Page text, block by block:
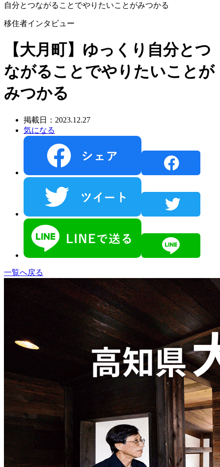
自分とつながることでやりたいことがみつかる
移住者インタビュー
【大月町】ゆっくり自分とつ
ながることでやりたいことが
みつかる
掲載日：2023.12.27
気になる
一覧へ戻る